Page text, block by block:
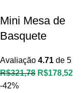
Mini Mesa de
Basquete
Avaliação 4.71 de 5
R$321,78 O
R$178,52
-42%